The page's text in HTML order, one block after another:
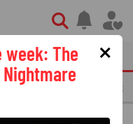
nieuws
×
week: The